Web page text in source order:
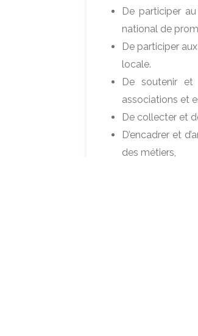
De participer
national de
De participer
locale.
De soutenir et
associations et
De collecter et
D’encadrer et
des métiers,